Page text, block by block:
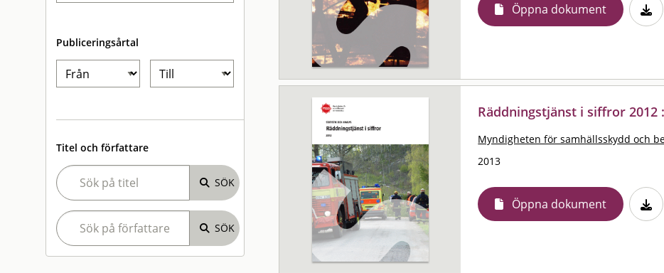
Publiceringsårtal
Titel och författare
Öppna dokument
Räddningstjänst i siffror 2012
Myndigheten för samhällsskydd och
2013
Öppna dokument